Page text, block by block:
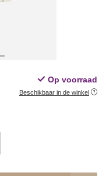
Op voorraad
Beschikbaar in de winkel